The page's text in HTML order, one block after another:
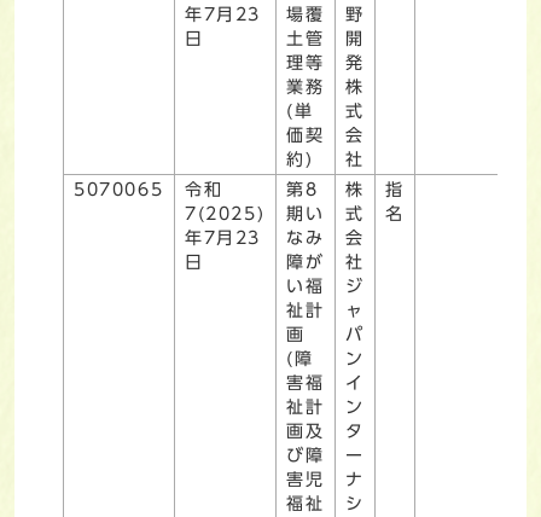
年7月23
日
場覆
土管
理等
業務
(単
価契
約)
野
開
発
株
式
会
社
5070065
令和
7(2025)
年7月23
日
第8
期い
なみ
障が
い福
祉計
画
(障
害福
祉計
画及
び障
害児
福祉
株
式
会
社
ジ
ャ
パ
ン
イ
ン
タ
ー
ナ
シ
指
名